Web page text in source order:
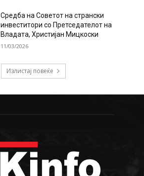
Средба на Советот на странски
инвеститори со Претседателот на
Владата, Христијан Мицкоски
11/03/2026
Излистај повеќе